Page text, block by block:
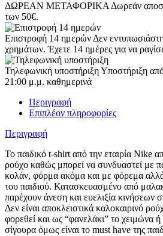
ΔΩΡΕΑΝ ΜΕΤΑΦΟΡΙΚΑ Δωρεάν
των 50€.
Επιστροφή 14 ημερών Δεν
χρημάτων. Έχετε 14 ημέρες για να
Τηλεφωνική υποστήριξηΥποστήριξη
21:00 μ.μ. καθημερινά
Περιγραφή
Επιπλέον πληροφορίες
Περιγραφή
Το παιδικό t-shirt από την εταιρία Nike
ρούχο καθώς μπορεί να συνδυαστεί με
κολάν, φόρμα ακόμα και με φόρεμα
του παιδιού. Κατασκευασμένο από
παρέχουν άνεση και ευελιξία κινήσεων
Δεν είναι αποκλειστικά καλοκαιρινό
φορεθεί και ως “φανελάκι” το χειμώνα
σίγουρα όμως είναι το must have της